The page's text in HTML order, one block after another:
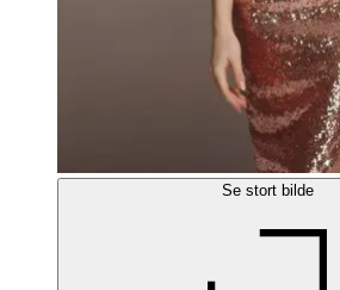
Se stort bilde